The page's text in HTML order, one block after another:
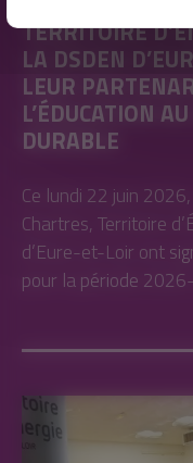
TERRITOIRE
LA DSDEN
LEUR
L’ÉDUCATION
DURABLE
Ce lundi 22 juin
Chartres, Territoire
d’Eure-et-Loir ont
pour la période